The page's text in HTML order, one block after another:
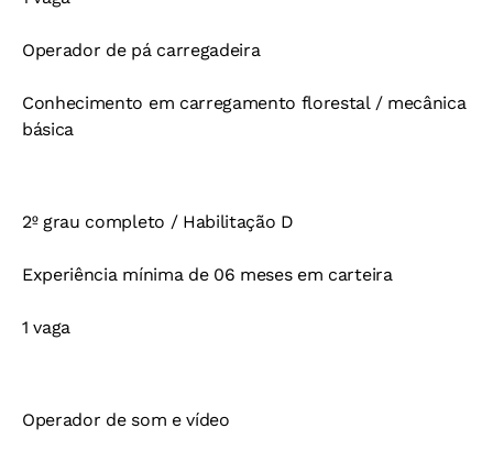
Operador de pá carregadeira
Conhecimento em carregamento florestal / mecânica
básica
2º grau completo / Habilitação D
Experiência mínima de 06 meses em carteira
1 vaga
Operador de som e vídeo